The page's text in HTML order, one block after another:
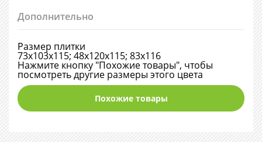
Дополнительно
Размер плитки
73х103х115; 48х120х115; 83х116
Нажмите кнопку "Похожие товары", чтобы
посмотреть другие размеры этого цвета
Похожие товары